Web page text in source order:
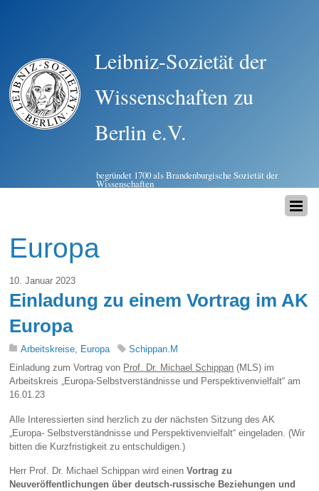
Leibniz-Sozietät der
Wissenschaften zu
Berlin e.V.
begründet 1700 als Brandenburgische Sozietät der
Wissenschaften
Europa
10. Januar 2023
Einladung zu einem Vortrag im AK
Europa
Arbeitskreise, Europa
Schippan.M
Einladung zum Vortrag von Prof. Dr. Michael Schippan (MLS) im
Arbeitskreis „Europa-Selbstverständnisse und Perspektivenvielfalt“ am
16.01.23
Alle Interessierten sind herzlich zu der nächsten Sitzung des AK
„Europa- Selbstverständnisse und Perspektivenvielfalt“ eingeladen. (Wir
bitten die Kurzfristigkeit zu entschuldigen.)
Herr Prof. Dr. Michael Schippan wird einenVortrag zu
Neuveröffentlichungen über deutsch-russische Beziehungen und